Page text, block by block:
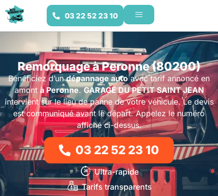
03 22 52 23 10
Remorquage à Peronne (80200)
Bénéficiez d’undépannage autoavec tarif annoncé en
amont à Peronne.GARAGE DU PETIT SAINT JEAN
intervient sur le lieu de panne de votre véhicule. Le devis
est communiqué avant le départ. Appelez le numéro
affiché ci-dessus.
03 22 52 23 10
Ultra-rapide
Tarifs transparents